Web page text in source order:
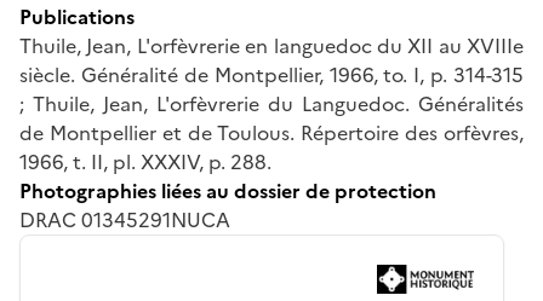
Publications
Thuile, Jean, L'orfèvrerie en languedoc du XII au XVIIIe
siècle. Généralité de Montpellier, 1966, to. I, p. 314-315
; Thuile, Jean, L'orfèvrerie du Languedoc. Généralités
de Montpellier et de Toulous. Répertoire des orfèvres,
1966, t. II, pl. XXXIV, p. 288.
Photographies liées au dossier de protection
DRAC 01345291NUCA